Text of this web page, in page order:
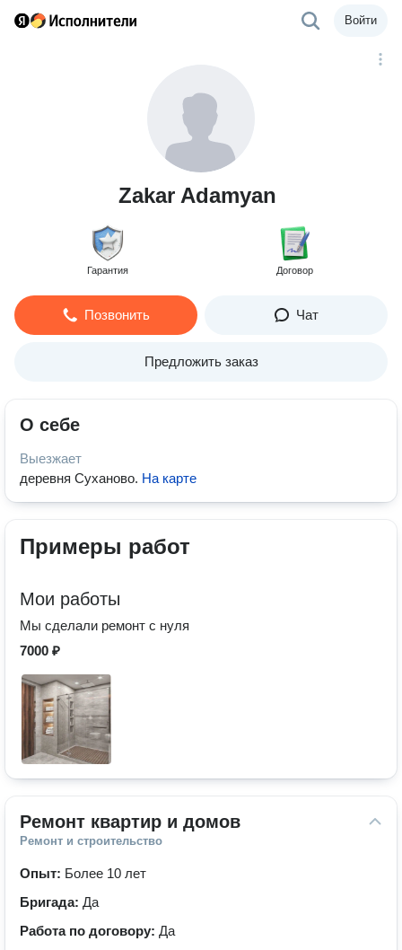
Войти
Zakar Adamyan
Гарантия Договор
Позвонить Чат
Предложить заказ
О себе
Выезжает
деревня Суханово. На карте
Примеры работ
Мои работы
Мы сделали ремонт с нуля
7000 ₽
Ремонт квартир и домов
Ремонт и строительство
Опыт: Более 10 лет
Бригада: Да
Работа по договору: Да